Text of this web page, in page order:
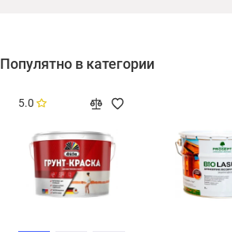
Популятно в категории
5.0